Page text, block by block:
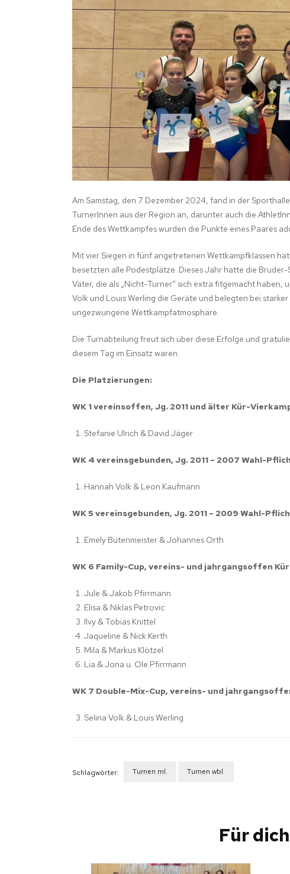
CROSSFIT-ZIRKEL
ZUMBA
ALLGEMEINE
SPORTGRUPPE
FRAUENGYMNASTIK
Am Samstag, den 7. Dezember 2024, fand in der
TurnerInnen aus der Region an, darunter auch die
Ende des Wettkampfes wurden die Punkte eines Paares
Mit vier Siegen in fünf angetretenen Wettkampfklassen
besetzten alle Podestplätze. Dieses Jahr hatte die
Väter, die als „Nicht-Turner“ sich extra fitgemacht haben,
Volk und Louis Werling die Geräte und belegten bei
ungezwungene Wettkampfatmosphäre.
Die Turnabteilung freut sich über diese Erfolge und
diesem Tag im Einsatz waren.
Die Platzierungen:
WK 1 vereinsoffen, Jg. 2011 und älter Kür-
Stefanie Ulrich & David Jäger
WK 4 vereinsgebunden, Jg. 2011 – 2007 Wahl-
Hannah Volk & Leon Kaufmann
WK 5 vereinsgebunden, Jg. 2011 – 2009 Wahl-
Emely Bütenmeister & Johannes Orth
WK 6 Family-Cup, vereins- und jahrgangsoffen
Jule & Jakob Pfirrmann
Elisa & Niklas Petrovic
Ilvy & Tobias Knittel
Jaqueline & Nick Kerth
Mila & Markus Klötzel
Lia & Jona u. Ole Pfirrmann
WK 7 Double-Mix-Cup, vereins- und
Selina Volk & Louis Werling
Schlagwörter: Turnen ml. Turnen wbl.
Für